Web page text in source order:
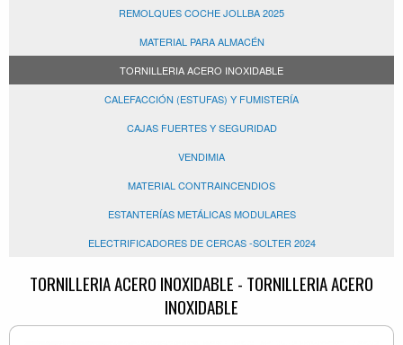
REMOLQUES COCHE JOLLBA 2025
MATERIAL PARA ALMACÉN
TORNILLERIA ACERO INOXIDABLE
CALEFACCIÓN (ESTUFAS) Y FUMISTERÍA
CAJAS FUERTES Y SEGURIDAD
VENDIMIA
MATERIAL CONTRAINCENDIOS
ESTANTERÍAS METÁLICAS MODULARES
ELECTRIFICADORES DE CERCAS -SOLTER 2024
TORNILLERIA ACERO INOXIDABLE - TORNILLERIA ACERO
INOXIDABLE